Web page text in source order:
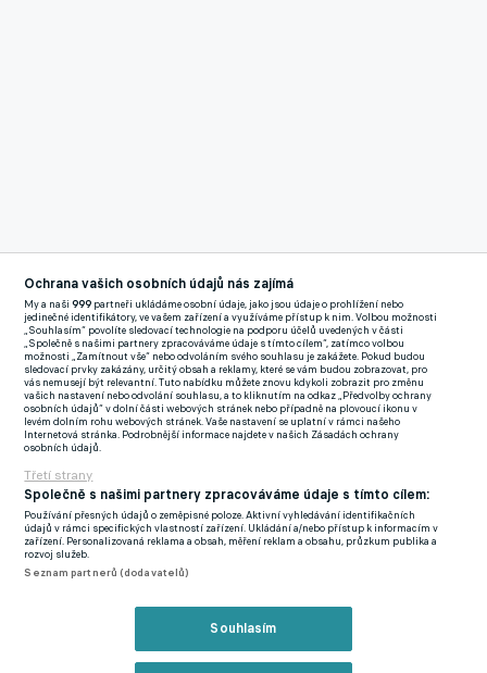
Ochrana vašich osobních údajů nás zajímá
My a naši999 partneři ukládáme osobní údaje, jako jsou údaje o prohlížení nebo
jedinečné identifikátory, ve vašem zařízení a využíváme přístup k nim. Volbou možnosti
„Souhlasím“ povolíte sledovací technologie na podporu účelů uvedených v části
„Společně s našimi partnery zpracováváme údaje s tímto cílem“, zatímco volbou
možnosti „Zamítnout vše“ nebo odvoláním svého souhlasu je zakážete. Pokud budou
sledovací prvky zakázány, určitý obsah a reklamy, které se vám budou zobrazovat, pro
vás nemusejí být relevantní. Tuto nabídku můžete znovu kdykoli zobrazit pro změnu
vašich nastavení nebo odvolání souhlasu, a to kliknutím na odkaz „Předvolby ochrany
osobních údajů“ v dolní části webových stránek nebo případně na plovoucí ikonu v
levém dolním rohu webových stránek. Vaše nastavení se uplatní v rámci našeho
Internetová stránka. Podrobnější informace najdete v našich Zásadách ochrany
osobních údajů.
Třetí strany
Společně s našimi partnery zpracováváme údaje s tímto cílem:
Používání přesných údajů o zeměpisné poloze. Aktivní vyhledávání identifikačních
údajů v rámci specifických vlastností zařízení. Ukládání a/nebo přístup k informacím v
zařízení. Personalizovaná reklama a obsah, měření reklam a obsahu, průzkum publika a
rozvoj služeb.
Seznam partnerů (dodavatelů)
Souhlasím